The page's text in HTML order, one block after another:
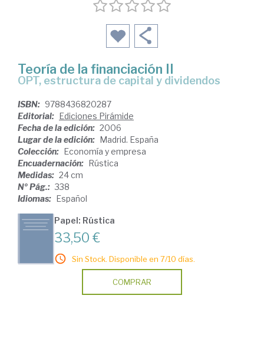
Teoría de la financiación II
OPT, estructura de capital y dividendos
ISBN: 9788436820287
Editorial: Ediciones Pirámide
Fecha de la edición: 2006
Lugar de la edición: Madrid. España
Colección: Economía y empresa
Encuadernación: Rústica
Medidas: 24 cm
Nº Pág.: 338
Idiomas: Español
Papel: Rústica
33,50 €
Sin Stock. Disponible en 7/10 días.
COMPRAR